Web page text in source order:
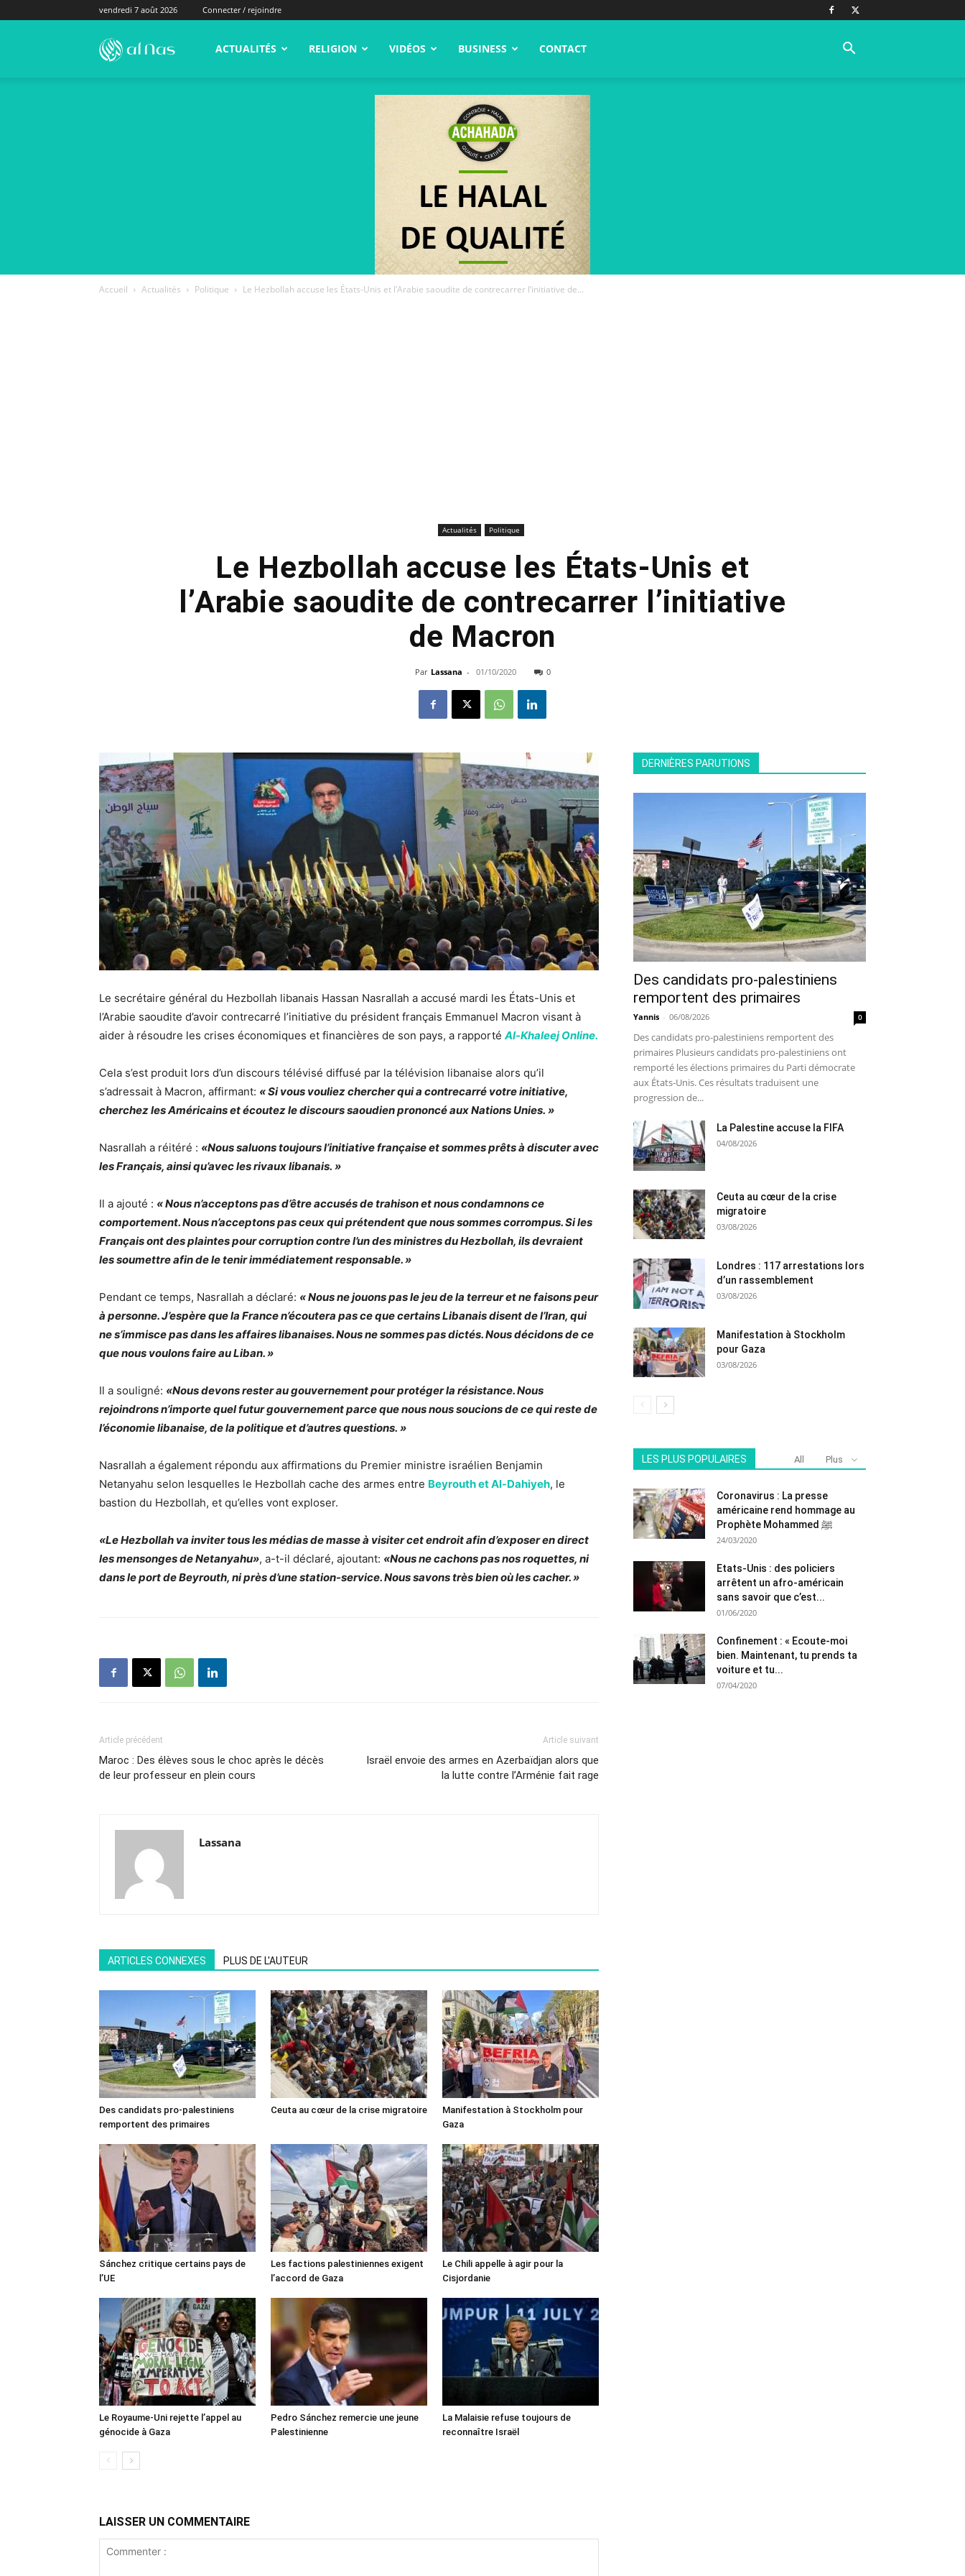
vendredi 7 août 2026 Connecter / rejoindre
alNas.fr ACTUALITÉS RELIGION VIDÉOS BUSINESS CONTACT
Accueil Actualités Politique Le Hezbollah accuse les États-Unis et l’Arabie saoudite de contrecarrer l’initiative de...
Actualités Politique
Le Hezbollah accuse les États-Unis et
l’Arabie saoudite de contrecarrer l’initiative
de Macron
Par Lassana - 01/10/2020 0
Le secrétaire général du Hezbollah libanais Hassan Nasrallah a accusé mardi les États-Unis et
l’Arabie saoudite d’avoir contrecarré l’initiative du président français Emmanuel Macron visant à
aider à résoudre les crises économiques et financières de son pays, a rapportéAl-Khaleej Online.
Cela s’est produit lors d’un discours télévisé diffusé par la télévision libanaise alors qu’il
s’adressait à Macron, affirmant: « Si vous vouliez chercher qui a contrecarré votre initiative,
cherchez les Américains et écoutez le discours saoudien prononcé aux Nations Unies. »
Nasrallah a réitéré : «Nous saluons toujours l’initiative française et sommes prêts à discuter avec
les Français, ainsi qu’avec les rivaux libanais. »
Il a ajouté : « Nous n’acceptons pas d’être accusés de trahison et nous condamnons ce
comportement. Nous n’acceptons pas ceux qui prétendent que nous sommes corrompus. Si les
Français ont des plaintes pour corruption contre l’un des ministres du Hezbollah, ils devraient
les soumettre afin de le tenir immédiatement responsable. »
Pendant ce temps, Nasrallah a déclaré: « Nous ne jouons pas le jeu de la terreur et ne faisons peur
à personne. J’espère que la France n’écoutera pas ce que certains Libanais disent de l’Iran, qui
ne s’immisce pas dans les affaires libanaises. Nous ne sommes pas dictés. Nous décidons de ce
que nous voulons faire au Liban. »
Il a souligné: «Nous devons rester au gouvernement pour protéger la résistance. Nous
rejoindrons n’importe quel futur gouvernement parce que nous nous soucions de ce qui reste de
l’économie libanaise, de la politique et d’autres questions. »
Nasrallah a également répondu aux affirmations du Premier ministre israélien Benjamin
Netanyahu selon lesquelles le Hezbollah cache des armes entre Beyrouth et Al-Dahiyeh, le
bastion du Hezbollah, et qu’elles vont exploser.
«Le Hezbollah va inviter tous les médias de masse à visiter cet endroit afin d’exposer en direct
les mensonges de Netanyahu», a-t-il déclaré, ajoutant: «Nous ne cachons pas nos roquettes, ni
dans le port de Beyrouth, ni près d’une station-service. Nous savons très bien où les cacher. »
Article précédent
Maroc : Des élèves sous le choc après le décès
de leur professeur en plein cours
Article suivant
Israël envoie des armes en Azerbaïdjan alors que
la lutte contre l’Arménie fait rage
Lassana
ARTICLES CONNEXES PLUS DE L'AUTEUR
Des candidats pro-palestiniens
remportent des primaires
Ceuta au cœur de la crise migratoire
Manifestation à Stockholm pour
Gaza
Sánchez critique certains pays de
l’UE
Les factions palestiniennes exigent
l’accord de Gaza
Le Chili appelle à agir pour la
Cisjordanie
Le Royaume-Uni rejette l’appel au
génocide à Gaza
Pedro Sánchez remercie une jeune
Palestinienne
La Malaisie refuse toujours de
reconnaître Israël
LAISSER UN COMMENTAIRE
DERNIÈRES PARUTIONS
Des candidats pro-palestiniens
remportent des primaires
Yannis - 06/08/2026 0
Des candidats pro-palestiniens remportent des
primaires Plusieurs candidats pro-palestiniens ont
remporté les élections primaires du Parti démocrate
aux États-Unis. Ces résultats traduisent une
progression de...
La Palestine accuse la FIFA
04/08/2026
Ceuta au cœur de la crise
migratoire
03/08/2026
Londres : 117 arrestations lors
d’un rassemblement
03/08/2026
Manifestation à Stockholm
pour Gaza
03/08/2026
LES PLUS POPULAIRES All Plus
Coronavirus : La presse
américaine rend hommage au
Prophète Mohammed ﷺ
24/03/2020
Etats-Unis : des policiers
arrêtent un afro-américain
sans savoir que c’est...
01/06/2020
Confinement : « Ecoute-moi
bien. Maintenant, tu prends ta
voiture et tu...
07/04/2020